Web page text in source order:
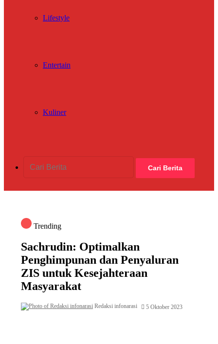
Lifestyle
Entertain
Kuliner
Cari Berita
Trending
Sachrudin: Optimalkan
Penghimpunan dan Penyaluran
ZIS untuk Kesejahteraan
Masyarakat
Redaksi infonarasi 5 Oktober 2023